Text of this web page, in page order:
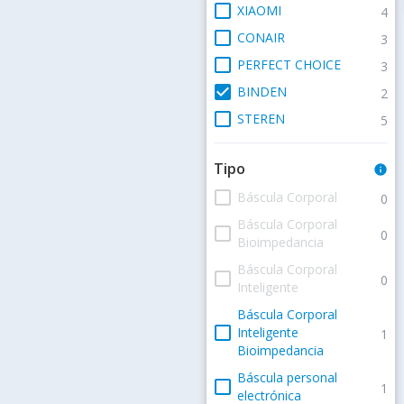
check_box_outline_blank XIAOMI 4
check_box_outline_blank CONAIR 3
check_box_outline_blank PERFECT CHOICE 3
check_box BINDEN 2
check_box_outline_blank STEREN 5
Tipo info
check_box_outline_blank Báscula Corporal 0
check_box_outline_blank Báscula Corporal
Bioimpedancia
0
check_box_outline_blank Báscula Corporal
Inteligente
0
check_box_outline_blank
Báscula Corporal
Inteligente
Bioimpedancia
1
check_box_outline_blank Báscula personal
electrónica
1